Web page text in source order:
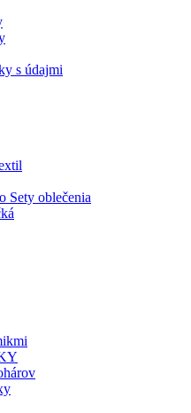
s údajmi
Sety oblečenia